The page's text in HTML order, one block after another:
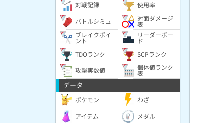
対戦記録
使用率
バトルシミュ
対面ダメージ
表
ブレイクポイ
ント
リーダーボー
ド
TDOランク
SCPランク
攻撃実数値
個体値ランク
表
データ
ポケモン
わざ
アイテム
メダル